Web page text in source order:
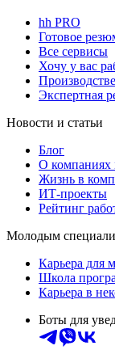
hh PRO
Готовое
Все сервисы
Хочу у вас
Экспертная
Новости и статьи
Блог
О компаниях
Жизнь в
ИТ-проекты
Рейтинг
Молодым
Карьера для
Школа
Карьера в
Боты для